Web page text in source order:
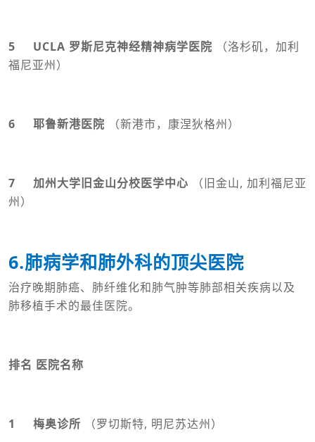
5 UCLA 罗斯尼克神经精神病学医院 （洛杉矶，加利
福尼亚州）
6 耶鲁新港医院 （新港市，康涅狄格州）
7 加州大学旧金山分校医学中心 （旧金山, 加利福尼亚
州）
6.肺病学和肺外科的顶尖医院
治疗晚期肺癌、肺纤维化和肺气肿等肺部相关疾病以及
肺移植手术的最佳医院。
排名 医院名称
1 梅奥诊所 （罗切斯特, 明尼苏达州）